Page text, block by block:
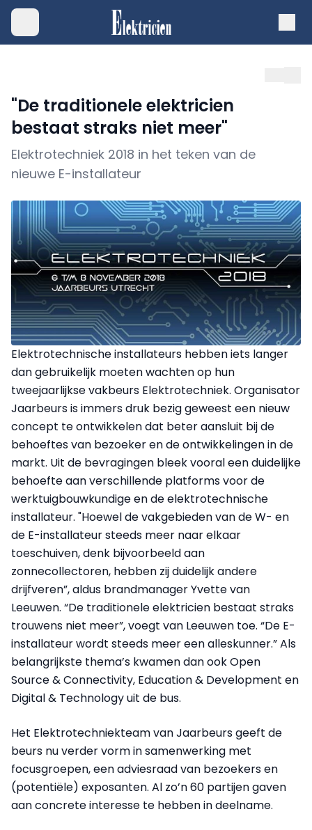
"De traditionele elektricien
bestaat straks niet meer"
Elektrotechniek 2018 in het teken van de
nieuwe E-installateur
Elektrotechnische installateurs hebben iets langer
dan gebruikelijk moeten wachten op hun
tweejaarlijkse vakbeurs Elektrotechniek. Organisator
Jaarbeurs is immers druk bezig geweest een nieuw
concept te ontwikkelen dat beter aansluit bij de
behoeftes van bezoeker en de ontwikkelingen in de
markt. Uit de bevragingen bleek vooral een duidelijke
behoefte aan verschillende platforms voor de
werktuigbouwkundige en de elektrotechnische
installateur. "Hoewel de vakgebieden van de W- en
de E-installateur steeds meer naar elkaar
toeschuiven, denk bijvoorbeeld aan
zonnecollectoren, hebben zij duidelijk andere
drijfveren”, aldus brandmanager Yvette van
Leeuwen. “De traditionele elektricien bestaat straks
trouwens niet meer”, voegt van Leeuwen toe. “De E-
installateur wordt steeds meer een alleskunner.” Als
belangrijkste thema’s kwamen dan ook Open
Source & Connectivity, Education & Development en
Digital & Technology uit de bus.
Het Elektrotechniekteam van Jaarbeurs geeft de
beurs nu verder vorm in samenwerking met
focusgroepen, een adviesraad van bezoekers en
(potentiële) exposanten. Al zo’n 60 partijen gaven
aan concrete interesse te hebben in deelname.